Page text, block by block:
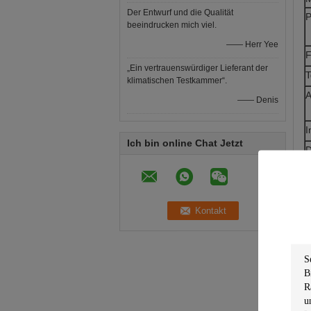
Der Entwurf und die Qualität
beeindrucken mich viel.
—— Herr Yee
„Ein vertrauenswürdiger Lieferant der
klimatischen Testkammer“.
—— Denis
Ich bin online Chat Jetzt